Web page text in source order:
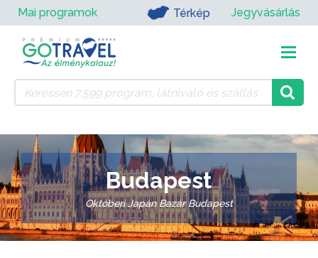
Mai programok Térkép Jegyvásárlás
Budapest
Októberi Japán Bazár Budapest